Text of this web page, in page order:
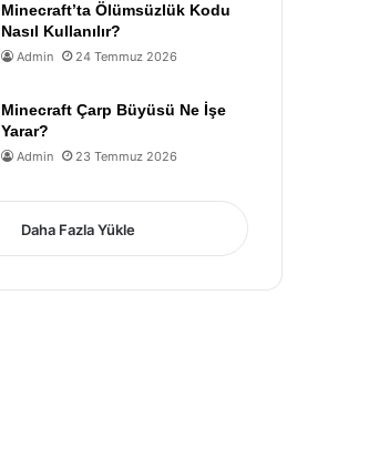
Minecraft’ta Ölümsüzlük Kodu
Nasıl Kullanılır?
Admin 24 Temmuz 2026
Minecraft Çarp Büyüsü Ne İşe
Yarar?
Admin 23 Temmuz 2026
Daha Fazla Yükle